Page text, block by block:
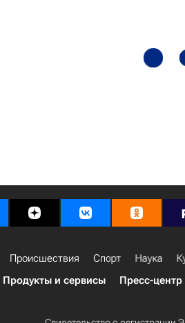
Происшествия Спорт Наука
Продукты и сервисы Пресс-центр